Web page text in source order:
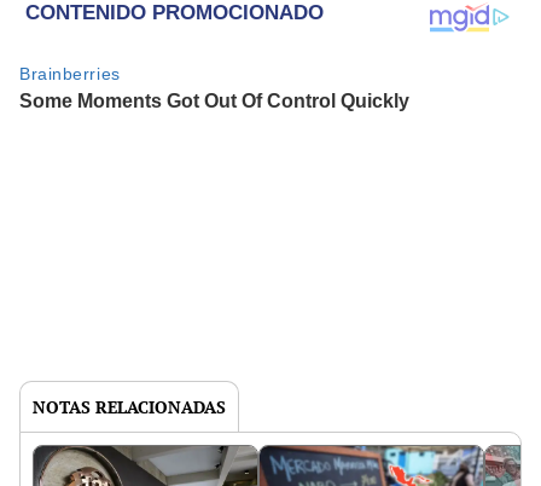
NOTAS RELACIONADAS